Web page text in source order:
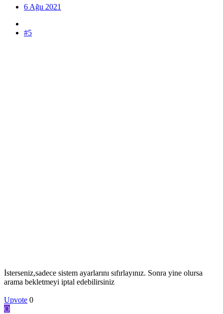
6 Ağu 2021
#5
İsterseniz,sadece sistem ayarlarını sıfırlayınız. Sonra yine olursa
arama bekletmeyi iptal edebilirsiniz
Upvote 0
O